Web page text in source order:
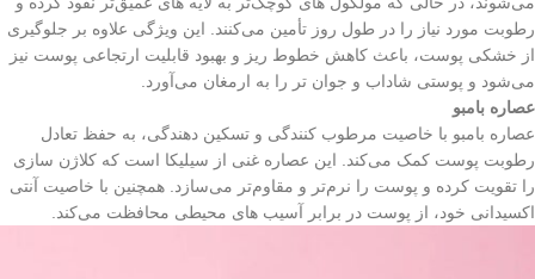
رطوبت مورد نیاز را در طول روز تأمین می‌کنند. این ویژگی علاوه بر جلوگیری
از خشکی پوست، باعث کاهش خطوط ریز و بهبود قابلیت ارتجاعی پوست نیز
می‌شود و پوستی شاداب و جوان‌ تر را به ارمغان می‌آورد.
عصاره بامبو
عصاره بامبو با خاصیت مرطوب‌ کنندگی و تسکین‌ دهندگی، به حفظ تعادل
رطوبت پوست کمک می‌کند. این عصاره غنی از سیلیکا است که کلاژن‌ سازی
را تقویت کرده و پوست را نرم‌تر و مقاوم‌تر می‌سازد. همچنین با خاصیت آنتی‌
اکسیدانی خود، از پوست در برابر آسیب‌ های محیطی محافظت می‌کند.